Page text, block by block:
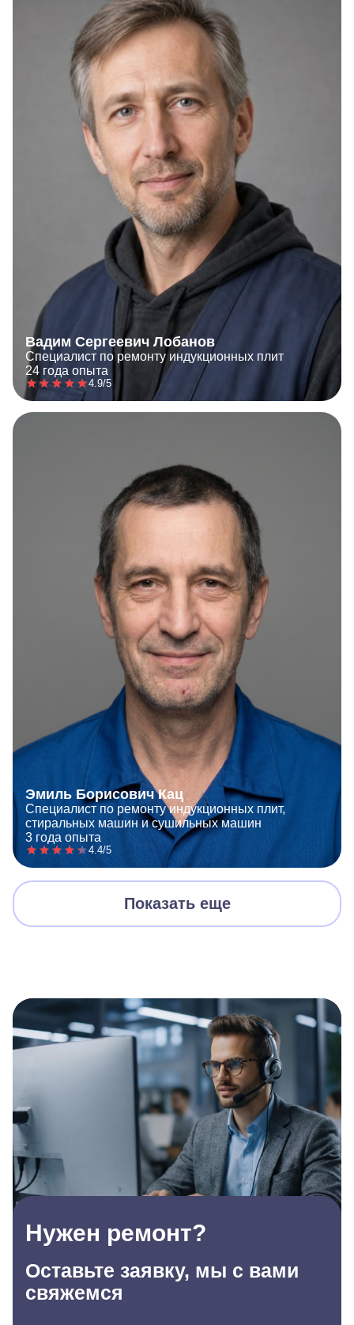
Вадим Сергеевич Лобанов
Специалист по ремонту индукционных плит
24 года опыта
4.9/5
Эмиль Борисович Кац
Специалист по ремонту индукционных плит,
стиральных машин и сушильных машин
3 года опыта
4.4/5
Показать еще
Нужен ремонт?
Оставьте заявку, мы с вами
свяжемся